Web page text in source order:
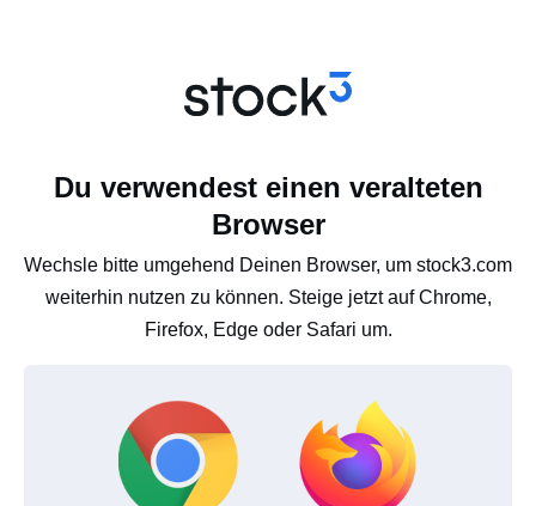
Du verwendest einen veralteten
Browser
Wechsle bitte umgehend Deinen Browser, um stock3.com
weiterhin nutzen zu können. Steige jetzt auf Chrome,
Firefox, Edge oder Safari um.